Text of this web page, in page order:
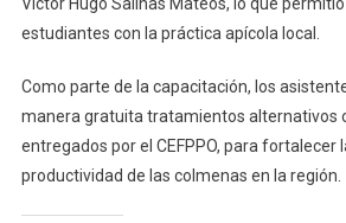
estudiantes con la práctica apícola local.
Como parte de la capacitación, los
manera gratuita tratamientos alternativos
entregados por el CEFPPO, para fortalecer
productividad de las colmenas en la región.